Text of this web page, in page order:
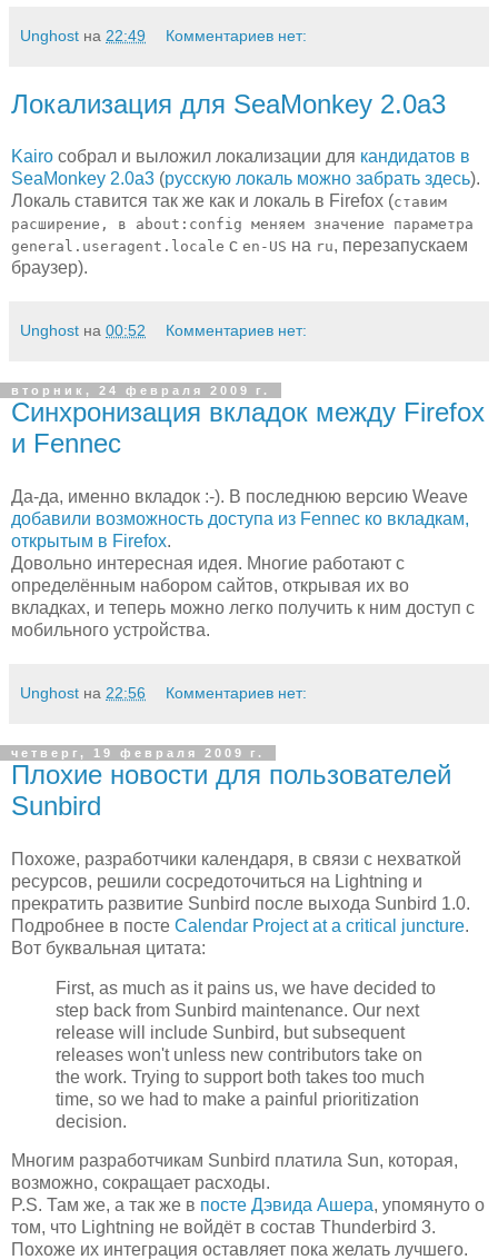
Unghost на 22:49 Комментариев нет:
Локализация для SeaMonkey 2.0a3
Kairo собрал и выложил локализации для кандидатов в
SeaMonkey 2.0a3 (русскую локаль можно забрать здесь).
Локаль ставится так же как и локаль в Firefox (ставим
расширение, в about:config меняем значение параметра
general.useragent.locale с en-US на ru, перезапускаем
браузер).
Unghost на 00:52 Комментариев нет:
вторник, 24 февраля 2009 г.
Синхронизация вкладок между Firefox
и Fennec
Да-да, именно вкладок :-). В последнюю версию Weave
добавили возможность доступа из Fennec ко вкладкам,
открытым в Firefox.
Довольно интересная идея. Многие работают с
определённым набором сайтов, открывая их во
вкладках, и теперь можно легко получить к ним доступ с
мобильного устройства.
Unghost на 22:56 Комментариев нет:
четверг, 19 февраля 2009 г.
Плохие новости для пользователей
Sunbird
Похоже, разработчики календаря, в связи с нехваткой
ресурсов, решили сосредоточиться на Lightning и
прекратить развитие Sunbird после выхода Sunbird 1.0.
Подробнее в посте Calendar Project at a critical juncture.
Вот буквальная цитата:
First, as much as it pains us, we have decided to
step back from Sunbird maintenance. Our next
release will include Sunbird, but subsequent
releases won't unless new contributors take on
the work. Trying to support both takes too much
time, so we had to make a painful prioritization
decision.
Многим разработчикам Sunbird платила Sun, которая,
возможно, сокращает расходы.
P.S. Там же, а так же в посте Дэвида Ашера, упомянуто о
том, что Lightning не войдёт в состав Thunderbird 3.
Похоже их интеграция оставляет пока желать лучшего.